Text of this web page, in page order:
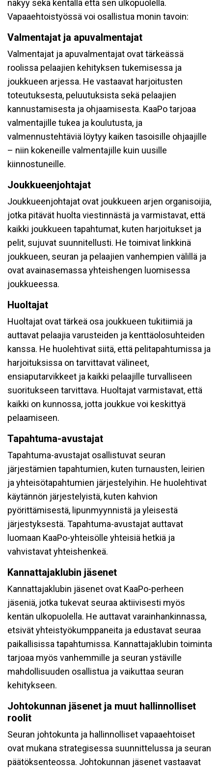
näkyy sekä kentällä että sen ulkopuolella.
Vapaaehtoistyössä voi osallistua monin tavoin:
Valmentajat ja apuvalmentajat
Valmentajat ja apuvalmentajat ovat tärkeässä
roolissa pelaajien kehityksen tukemisessa ja
joukkueen arjessa. He vastaavat harjoitusten
toteutuksesta, peluutuksista sekä pelaajien
kannustamisesta ja ohjaamisesta. KaaPo tarjoaa
valmentajille tukea ja koulutusta, ja
valmennustehtäviä löytyy kaiken tasoisille ohjaajille
– niin kokeneille valmentajille kuin uusille
kiinnostuneille.
Joukkueenjohtajat
Joukkueenjohtajat ovat joukkueen arjen organisoijia,
jotka pitävät huolta viestinnästä ja varmistavat, että
kaikki joukkueen tapahtumat, kuten harjoitukset ja
pelit, sujuvat suunnitellusti. He toimivat linkkinä
joukkueen, seuran ja pelaajien vanhempien välillä ja
ovat avainasemassa yhteishengen luomisessa
joukkueessa.
Huoltajat
Huoltajat ovat tärkeä osa joukkueen tukitiimiä ja
auttavat pelaajia varusteiden ja kenttäolosuhteiden
kanssa. He huolehtivat siitä, että pelitapahtumissa ja
harjoituksissa on tarvittavat välineet,
ensiaputarvikkeet ja kaikki pelaajille turvalliseen
suoritukseen tarvittava. Huoltajat varmistavat, että
kaikki on kunnossa, jotta joukkue voi keskittyä
pelaamiseen.
Tapahtuma-avustajat
Tapahtuma-avustajat osallistuvat seuran
järjestämien tapahtumien, kuten turnausten, leirien
ja yhteisötapahtumien järjestelyihin. He huolehtivat
käytännön järjestelyistä, kuten kahvion
pyörittämisestä, lipunmyynnistä ja yleisestä
järjestyksestä. Tapahtuma-avustajat auttavat
luomaan KaaPo-yhteisölle yhteisiä hetkiä ja
vahvistavat yhteishenkeä.
Kannattajaklubin jäsenet
Kannattajaklubin jäsenet ovat KaaPo-perheen
jäseniä, jotka tukevat seuraa aktiivisesti myös
kentän ulkopuolella. He auttavat varainhankinnassa,
etsivät yhteistyökumppaneita ja edustavat seuraa
paikallisissa tapahtumissa. Kannattajaklubin toiminta
tarjoaa myös vanhemmille ja seuran ystäville
mahdollisuuden osallistua ja vaikuttaa seuran
kehitykseen.
Johtokunnan jäsenet ja muut hallinnolliset
roolit
Seuran johtokunta ja hallinnolliset vapaaehtoiset
ovat mukana strategisessa suunnittelussa ja seuran
päätöksenteossa. Johtokunnan jäsenet vastaavat